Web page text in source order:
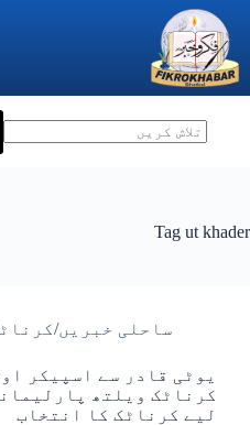
content
Tag ut khader
ساحلی خبریں/
یوٹی قادر سے اسپیکر
کرناٹک ویلتھ
لیے کرناٹک کا انتخاب